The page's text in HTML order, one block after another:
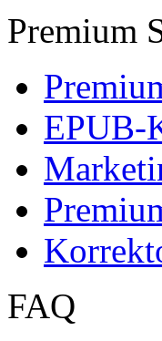
Premium
EPUB-
FAQ